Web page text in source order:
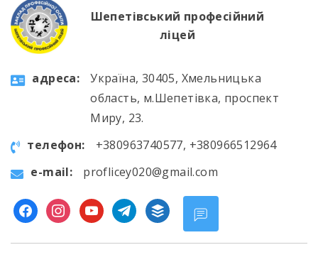
Шепетівський професійний
ліцей
aдресa:
Україна, 30405, Хмельницька
область, м.Шепетівка, проспект
Миру, 23.
телефон:
+380963740577, +380966512964
e-mail:
proflicey020@gmail.com
facebookinstagramyoutubetelegram
buffer